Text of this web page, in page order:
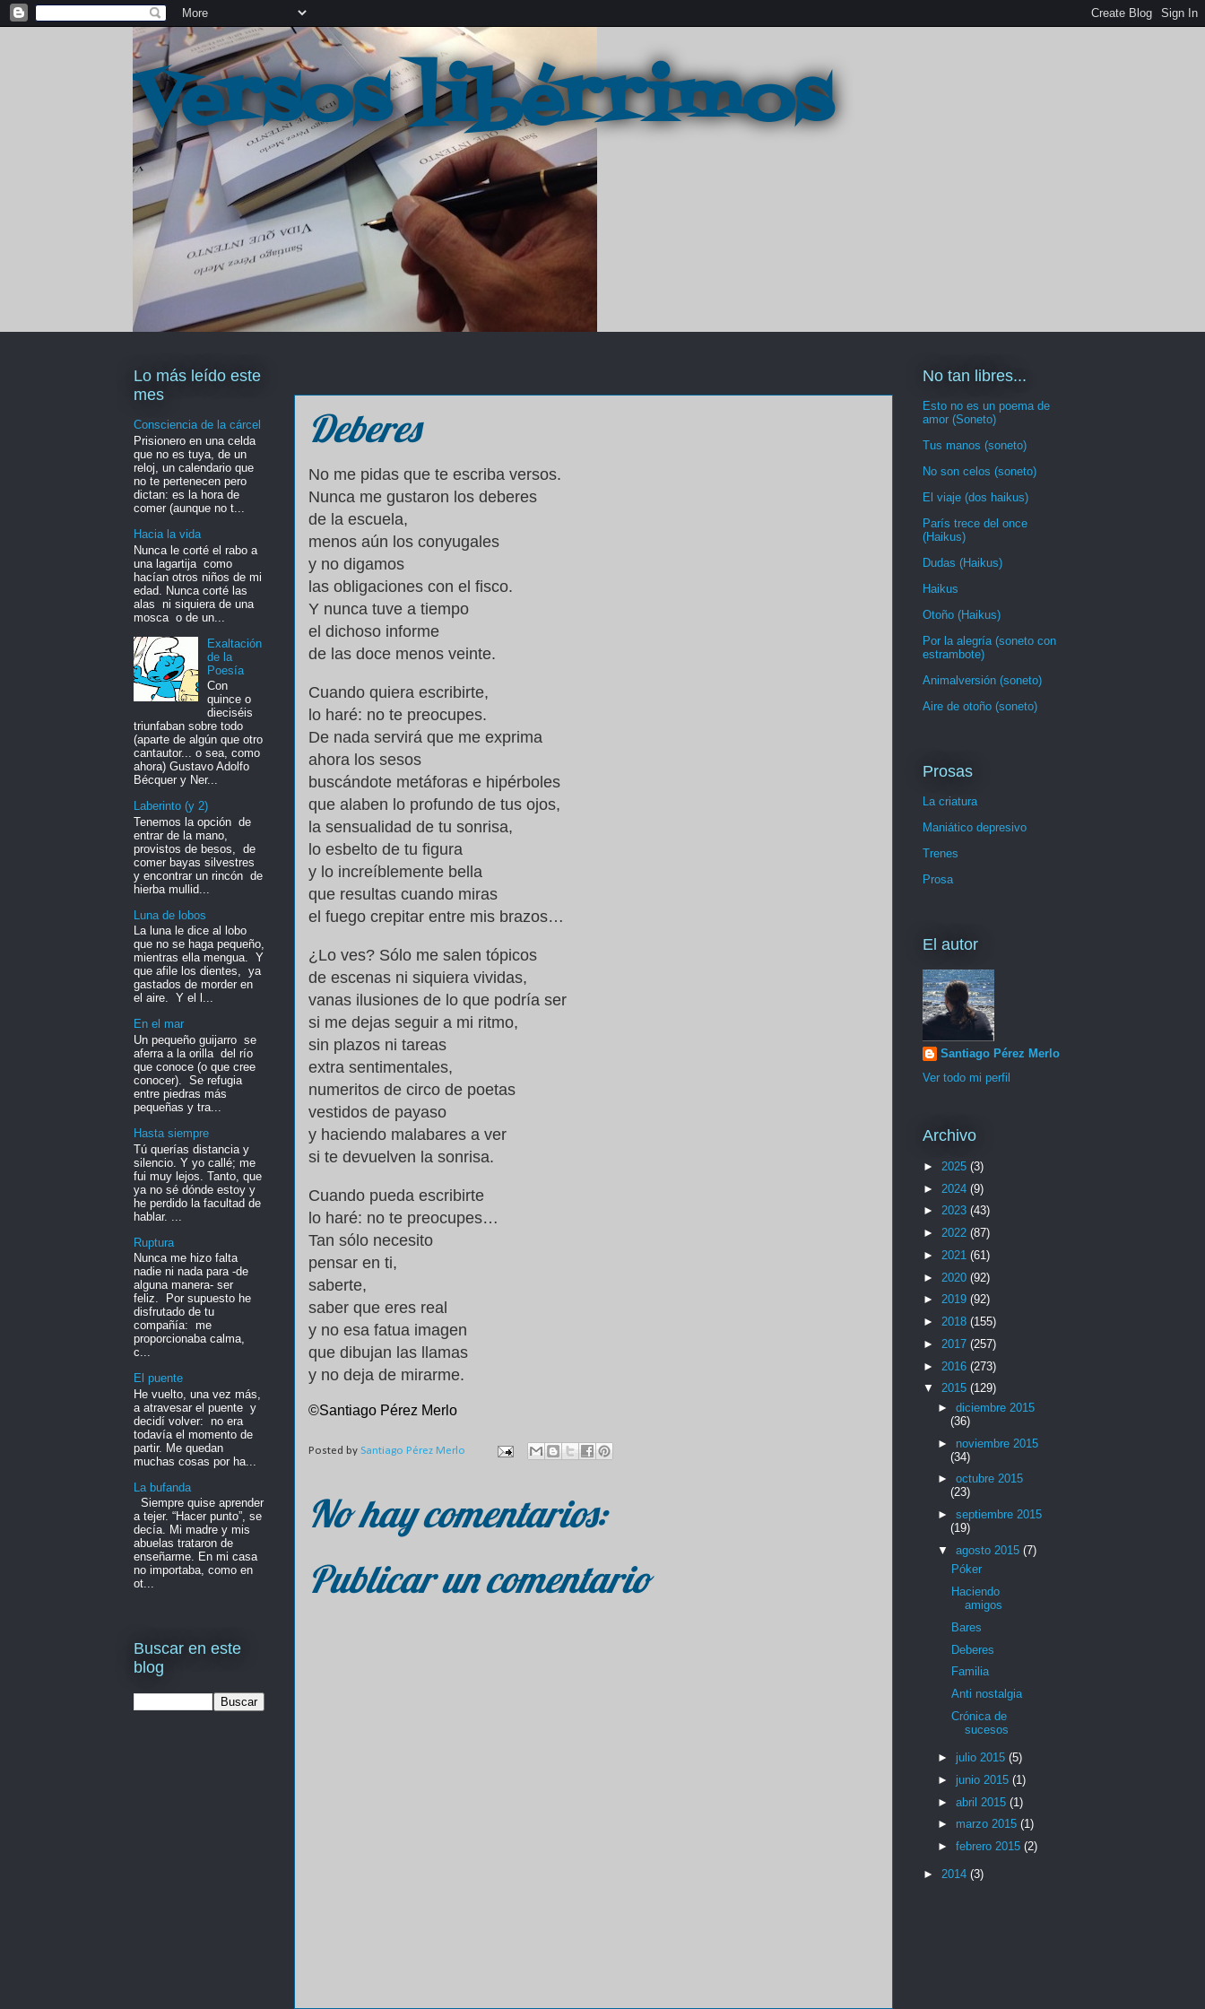
Versos libérrimos
Deberes
No me pidas que te escriba versos.
Nunca me gustaron los deberes
de la escuela,
menos aún los conyugales
y no digamos
las obligaciones con el fisco.
Y nunca tuve a tiempo
el dichoso informe
de las doce menos veinte.
Cuando quiera escribirte,
lo haré: no te preocupes.
De nada servirá que me exprima
ahora los sesos
buscándote metáforas e hipérboles
que alaben lo profundo de tus ojos,
la sensualidad de tu sonrisa,
lo esbelto de tu figura
y lo increíblemente bella
que resultas cuando miras
el fuego crepitar entre mis brazos…
¿Lo ves? Sólo me salen tópicos
de escenas ni siquiera vividas,
vanas ilusiones de lo que podría ser
si me dejas seguir a mi ritmo,
sin plazos ni tareas
extra sentimentales,
numeritos de circo de poetas
vestidos de payaso
y haciendo malabares a ver
si te devuelven la sonrisa.
Cuando pueda escribirte
lo haré: no te preocupes…
Tan sólo necesito
pensar en ti,
saberte,
saber que eres real
y no esa fatua imagen
que dibujan las llamas
y no deja de mirarme.
©Santiago Pérez Merlo
Posted by Santiago Pérez Merlo
No hay comentarios:
Publicar un comentario
Lo más leído este
mes
Consciencia de la cárcel
Prisionero en una celda
que no es tuya, de un
reloj, un calendario que
no te pertenecen pero
dictan: es la hora de
comer (aunque no t...
Hacia la vida
Nunca le corté el rabo a
una lagartija como
hacían otros niños de mi
edad. Nunca corté las
alas ni siquiera de una
mosca o de un...
Exaltación
de la
Poesía
Con
quince o
dieciséis
triunfaban sobre todo
(aparte de algún que otro
cantautor... o sea, como
ahora) Gustavo Adolfo
Bécquer y Ner...
Laberinto (y 2)
Tenemos la opción de
entrar de la mano,
provistos de besos, de
comer bayas silvestres
y encontrar un rincón de
hierba mullid...
Luna de lobos
La luna le dice al lobo
que no se haga pequeño,
mientras ella mengua. Y
que afile los dientes, ya
gastados de morder en
el aire. Y el l...
En el mar
Un pequeño guijarro se
aferra a la orilla del río
que conoce (o que cree
conocer). Se refugia
entre piedras más
pequeñas y tra...
Hasta siempre
Tú querías distancia y
silencio. Y yo callé; me
fui muy lejos. Tanto, que
ya no sé dónde estoy y
he perdido la facultad de
hablar. ...
Ruptura
Nunca me hizo falta
nadie ni nada para -de
alguna manera- ser
feliz. Por supuesto he
disfrutado de tu
compañía: me
proporcionaba calma,
c...
El puente
He vuelto, una vez más,
a atravesar el puente y
decidí volver: no era
todavía el momento de
partir. Me quedan
muchas cosas por ha...
La bufanda
Siempre quise aprender
a tejer. “Hacer punto”, se
decía. Mi madre y mis
abuelas trataron de
enseñarme. En mi casa
no importaba, como en
ot...
Buscar en este
blog
No tan libres...
Esto no es un poema de
amor (Soneto)
Tus manos (soneto)
No son celos (soneto)
El viaje (dos haikus)
París trece del once
(Haikus)
Dudas (Haikus)
Haikus
Otoño (Haikus)
Por la alegría (soneto con
estrambote)
Animalversión (soneto)
Aire de otoño (soneto)
Prosas
La criatura
Maniático depresivo
Trenes
Prosa
El autor
Santiago Pérez Merlo
Ver todo mi perfil
Archivo
► 2025 (3)
► 2024 (9)
► 2023 (43)
► 2022 (87)
► 2021 (61)
► 2020 (92)
► 2019 (92)
► 2018 (155)
► 2017 (257)
► 2016 (273)
▼ 2015 (129)
► diciembre 2015
(36)
► noviembre 2015
(34)
► octubre 2015
(23)
► septiembre 2015
(19)
▼ agosto 2015 (7)
Póker
Haciendo
amigos
Bares
Deberes
Familia
Anti nostalgia
Crónica de
sucesos
► julio 2015 (5)
► junio 2015 (1)
► abril 2015 (1)
► marzo 2015 (1)
► febrero 2015 (2)
► 2014 (3)